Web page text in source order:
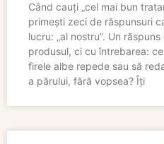
Când cauți „cel mai bun
primești zeci de răspunsuri
lucru: „al nostru”. Un
produsul, ci cu întrebarea:
firele albe repede sau să
a părului, fără vopsea? Îți